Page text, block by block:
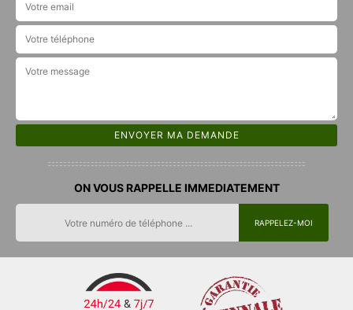
ON VOUS RAPPELLE IMMEDIATEMENT